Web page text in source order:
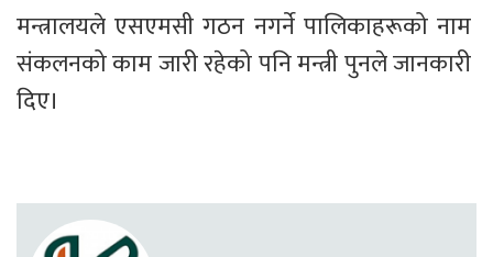
मन्त्रालयले एसएमसी गठन नगर्ने पालिकाहरूको नाम
संकलनको काम जारी रहेको पनि मन्त्री पुनले जानकारी
दिए।